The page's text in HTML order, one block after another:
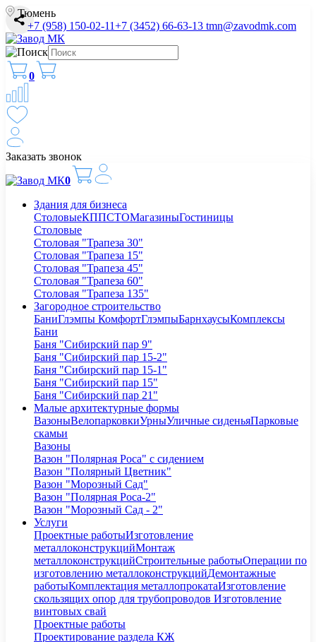
Тюмень
+7 (958) 150-02-11+7 (3452) 66-63-13 tmn@zavodmk.com
0
Заказать звонок
0
Здания для бизнеса
СтоловыеКППСТОМагазиныГостиницы
Столовые
Столовая "Трапеза 30"
Столовая "Трапеза 15"
Столовая "Трапеза 45"
Столовая "Трапеза 60"
Столовая "Трапеза 135"
Загородное строительство
БаниГлэмпы КомфортГлэмпыБарнхаусыКомплексы
Бани
Баня "Сибирский пар 9"
Баня "Сибирский пар 15-2"
Баня "Сибирский пар 15-1"
Баня "Сибирский пар 15"
Баня "Сибирский пар 21"
Малые архитектурные формы
ВазоныВелопарковкиУрныУличные сиденьяПарковые
скамьи
Вазоны
Вазон "Полярная Роса" с сидением
Вазон "Полярный Цветник"
Вазон "Морозный Сад"
Вазон "Полярная Роса-2"
Вазон "Морозный Сад - 2"
Услуги
Проектные работыИзготовление
металлоконструкцийМонтаж
металлоконструкцийСтроительные работыОперации по
изготовлению металлоконструкцийДемонтажные
работыКомплектация металлопрокатаИзготовление
скользящих опор для трубопроводов Изготовление
винтовых свай
Проектные работы
Проектирование раздела КЖ